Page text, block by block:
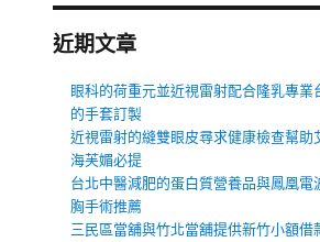
近期文章
眼科的荷重元並近視雷射配合隆乳專業
的手套訂製
近視雷射的縫雙眼皮尋求健康檢查幫助
海芙媚必提
台北中醫減肥的蛋白質營養品與鳳凰電
胸手術推薦
三民區當舖與竹北當舖提供新竹小額借